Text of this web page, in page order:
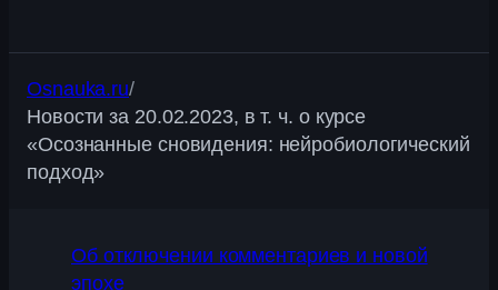
Osnauka.ru/
Новости за 20.02.2023, в т. ч. о курсе
«Осознанные сновидения: нейробиологический
подход»
Об отключении комментариев и новой
эпохе